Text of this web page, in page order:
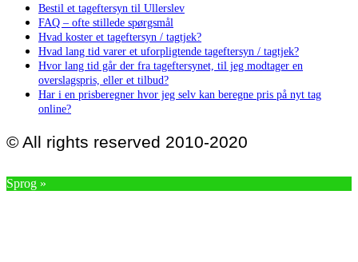
Bestil et tageftersyn til Ullerslev
FAQ – ofte stillede spørgsmål
Hvad koster et tageftersyn / tagtjek?
Hvad lang tid varer et uforpligtende tageftersyn / tagtjek?
Hvor lang tid går der fra tageftersynet, til jeg modtager en
overslagspris, eller et tilbud?
Har i en prisberegner hvor jeg selv kan beregne pris på nyt tag
online?
© All rights reserved 2010-2020
Sprog »